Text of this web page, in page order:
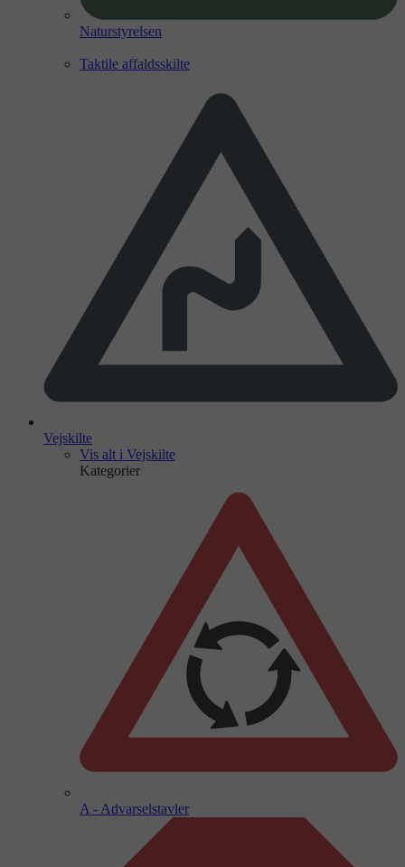
Naturstyrelsen
Taktile affaldsskilte
Vejskilte
Vis alt i Vejskilte
Kategorier
A - Advarselstavler